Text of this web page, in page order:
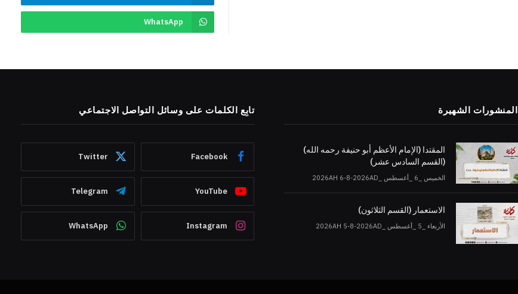
WhatsApp
المنشورات الشهيرة
المقتدا (الإمام الأعظم أبو حنيفة رحمه الله)
(القسم السادس عشر)
الخميس _6 _أغسطس _2026AH 6-8-2026AD
الاستعمار (القسم الثلاثون)
الأربعاء _5 _أغسطس _2026AH 5-8-2026AD
تابِع الكلمات على وسائل التواصل الاجتماعي
Facebook
Twitter
YouTube
Telegram
Instagram
WhatsApp